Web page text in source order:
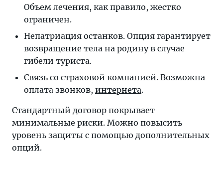
Объем лечения, как правило, жестко
ограничен.
Hепатриация останков. Опция гарантирует
возвращение тела на родину в случае
гибели туриста.
Связь со страховой компанией. Возможна
оплата звонков, интернета.
Стандартный договор покрывает
минимальные риски. Можно повысить
уровень защиты с помощью дополнительных
опций.